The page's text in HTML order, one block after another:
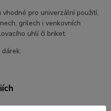
pro univerzální použití,
grilech i venkovních
uhlí či briket.